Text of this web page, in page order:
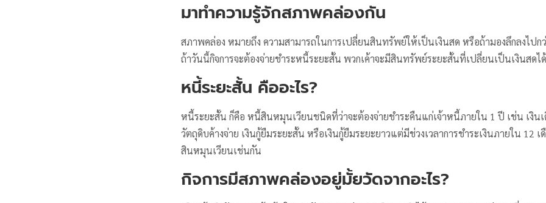
มาทำความรู้จักสภาพคล่องกัน
สภาพคล่อง หมายถึง ความสามารถในการเปลี่ยนสินทรัพย์ให้เป็นเงินสด หรือถ้ามองลึกลงไปก
ถ้าวันนี้กิจการจะต้องจ่ายชำระหนี้ระยะสั้น พวกเค้าจะมีสินทรัพย์ระยะสั้นที่เปลี่ยนเป็นเงินสดไ
หนี้ระยะสั้น คืออะไร?
หนี้ระยะสั้น ก็คือ หนี้สินหมุนเวียนชนิดที่ว่าจะต้องจ่ายชำระคืนแก่เจ้าหนี้ภายใน 1 ปี เช่น เงินเ
วัตถุดิบค้างจ่าย เงินกู้ยืมระยะสั้น หรือเงินกู้ยืมระยะยาวแต่มีช่วงเวลาการชำระเงินภายใน 12
สินหมุนเวียนเช่นกัน
กิจการมีสภาพคล่องอยู่มั้ยวัดจากอะไร?